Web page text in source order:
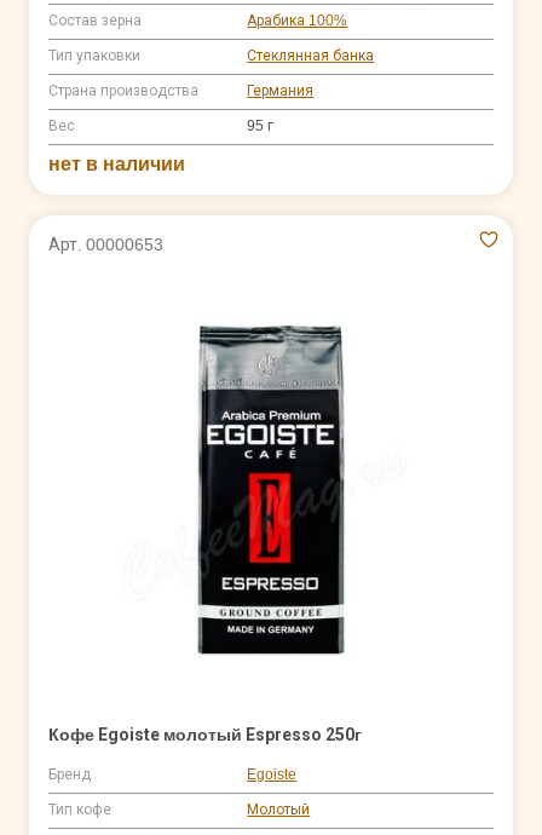
Состав зерна Арабика 100%
Тип упаковки Стеклянная банка
Страна производства Германия
Вес 95 г
нет в наличии
Арт. 00000653
Кофе Egoiste молотый Espresso 250г
Бренд Egoiste
Тип кофе Молотый